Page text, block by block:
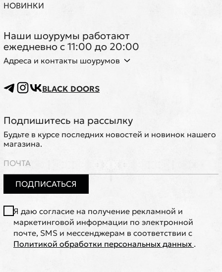
НОВИНКИ
Наши шоурумы работают
ежедневно с 11:00 до 20:00
Адреса и контакты шоурумов
BLACK DOORS
Подпишитесь на рассылку
Будьте в курсе последних новостей и новинок нашего
магазина.
ПОДПИСАТЬСЯ
Я даю согласие на получение рекламной и
маркетинговой информации по электронной
почте, SMS и мессенджерам в соответствии с
Политикой обработки персональных данных .